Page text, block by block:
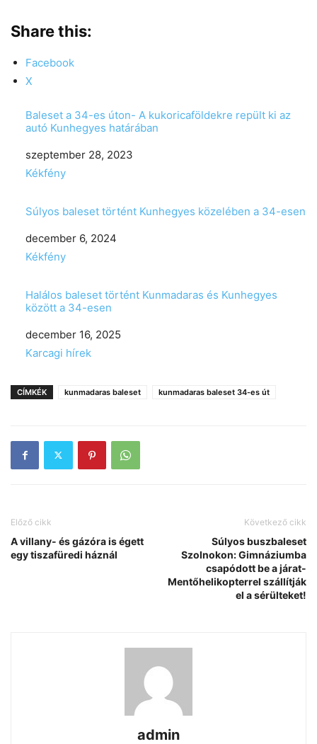
Share this:
Facebook
X
Baleset a 34-es úton- A kukoricaföldekre repült ki az
autó Kunhegyes határában
Date
szeptember 28, 2023
In relation to
Kékfény
Súlyos baleset történt Kunhegyes közelében a 34-esen
Date
december 6, 2024
In relation to
Kékfény
Halálos baleset történt Kunmadaras és Kunhegyes
között a 34-esen
Date
december 16, 2025
In relation to
Karcagi hírek
CÍMKÉK kunmadaras baleset kunmadaras baleset 34-es út
Előző cikk
A villany- és gázóra is égett
egy tiszafüredi háznál
Következő cikk
Súlyos buszbaleset
Szolnokon: Gimnáziumba
csapódott be a járat-
Mentőhelikopterrel szállítják
el a sérülteket!
admin